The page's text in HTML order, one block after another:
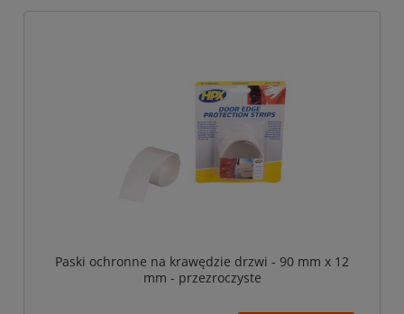
Paski ochronne na krawędzie drzwi - 90 mm x 12
mm - przezroczyste